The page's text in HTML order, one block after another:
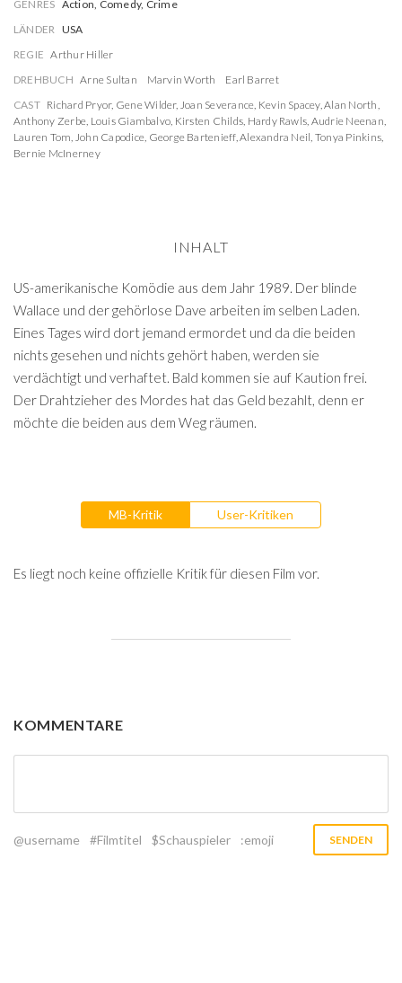
GENRES Action, Comedy, Crime
LÄNDER USA
REGIE Arthur Hiller
DREHBUCH Arne Sultan Marvin Worth
Earl Barret
CAST Richard Pryor, Gene Wilder, Joan Severance, Kevin Spacey,Alan North,
Anthony Zerbe, Louis Giambalvo, Kirsten Childs, Hardy Rawls, Audrie Neenan,
Lauren Tom, John Capodice, George Bartenieff,Alexandra Neil, Tonya Pinkins,
Bernie McInerney
INHALT
US-amerikanische Komödie aus dem Jahr 1989. Der blinde
Wallace und der gehörlose Dave arbeiten im selben Laden.
Eines Tages wird dort jemand ermordet und da die beiden
nichts gesehen und nichts gehört haben, werden sie
verdächtigt und verhaftet. Bald kommen sie auf Kaution frei.
Der Drahtzieher des Mordes hat das Geld bezahlt, denn er
möchte die beiden aus dem Weg räumen.
MB-Kritik User-Kritiken
Es liegt noch keine offizielle Kritik für diesen Film vor.
KOMMENTARE
@username #Filmtitel $Schauspieler :emoji